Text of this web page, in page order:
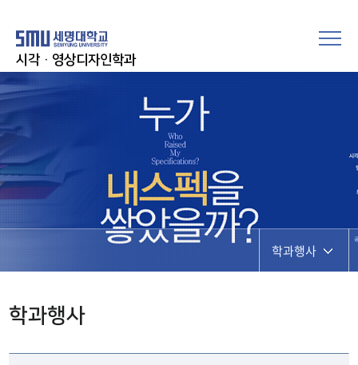
시각·영상디자인학과
학과행사
학과행사